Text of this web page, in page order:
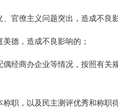
官僚主义问题突出，造成不良
德，造成不良影响的；
经商办企业等情况，按照有关
职，以及民主测评优秀和称职